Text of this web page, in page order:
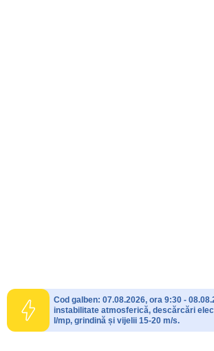
Cod galben: 07.08.2026, ora 9:30 -
instabilitate atmosferică, descărcări
l/mp, grindină și vijelii 15-20 m/s.